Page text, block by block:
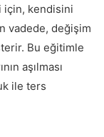
için, kendisini
vadede, değişim
Bu eğitimle
aşılması
ile ters